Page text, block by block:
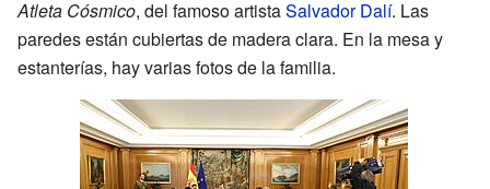
Atleta Cósmico, del famoso artistaSalvador Dalí. Las
paredes están cubiertas de madera clara. En la mesa y
estanterías, hay varias fotos de la familia.